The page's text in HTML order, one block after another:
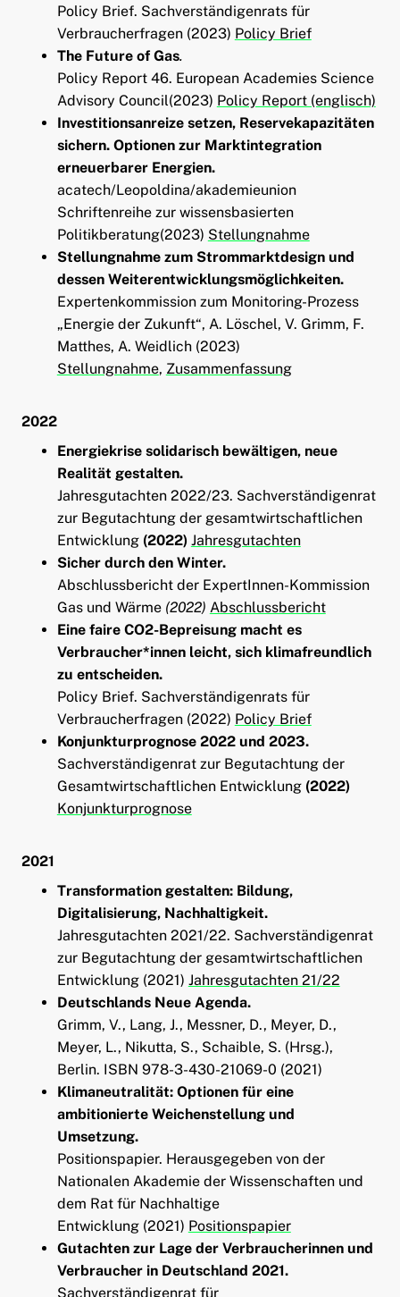
Policy Brief. Sachverständigenrats für
Verbraucherfragen (2023) Policy Brief
The Future of Gas.
Policy Report 46. European Academies Science
Advisory Council(2023) Policy Report (englisch)
Investitionsanreize setzen, Reservekapazitäten
sichern. Optionen zur Marktintegration
erneuerbarer Energien.
acatech/Leopoldina/akademieunion
Schriftenreihe zur wissensbasierten
Politikberatung(2023) Stellungnahme
Stellungnahme zum Strommarktdesign und
dessen Weiterentwicklungsmöglichkeiten.
Expertenkommission zum Monitoring-Prozess
„Energie der Zukunft“, A. Löschel, V. Grimm, F.
Matthes, A. Weidlich (2023)
Stellungnahme, Zusammenfassung
2022
Energiekrise solidarisch bewältigen, neue
Realität gestalten.
Jahresgutachten 2022/23. Sachverständigenrat
zur Begutachtung der gesamtwirtschaftlichen
Entwicklung (2022) Jahresgutachten
Sicher durch den Winter.
Abschlussbericht der ExpertInnen-Kommission
Gas und Wärme (2022) Abschlussbericht
Eine faire CO2-Bepreisung macht es
Verbraucher*innen leicht, sich klimafreundlich
zu entscheiden.
Policy Brief. Sachverständigenrats für
Verbraucherfragen (2022) Policy Brief
Konjunkturprognose 2022 und 2023.
Sachverständigenrat zur Begutachtung der
Gesamtwirtschaftlichen Entwicklung (2022)
Konjunkturprognose
2021
Transformation gestalten: Bildung,
Digitalisierung, Nachhaltigkeit.
Jahresgutachten 2021/22. Sachverständigenrat
zur Begutachtung der gesamtwirtschaftlichen
Entwicklung (2021) Jahresgutachten 21/22
Deutschlands Neue Agenda.
Grimm, V., Lang, J., Messner, D., Meyer, D.,
Meyer, L., Nikutta, S., Schaible, S. (Hrsg.),
Berlin. ISBN 978-3-430-21069-0 (2021)
Klimaneutralität: Optionen für eine
ambitionierte Weichenstellung und
Umsetzung.
Positionspapier. Herausgegeben von der
Nationalen Akademie der Wissenschaften und
dem Rat für Nachhaltige
Entwicklung (2021) Positionspapier
Gutachten zur Lage der Verbraucherinnen und
Verbraucher in Deutschland 2021.
Sachverständigenrat für